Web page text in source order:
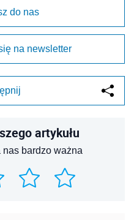
do nas
na newsletter
artykułu
bardzo ważna